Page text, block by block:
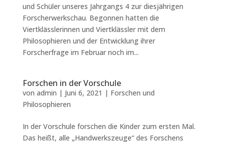
und Schüler unseres Jahrgangs 4 zur diesjährigen
Forscherwerkschau. Begonnen hatten die
Viertklässlerinnen und Viertklässler mit dem
Philosophieren und der Entwicklung ihrer
Forscherfrage im Februar noch im...
Forschen in der Vorschule
von admin | Juni 6, 2021 | Forschen und
Philosophieren
In der Vorschule forschen die Kinder zum ersten Mal.
Das heißt, alle „Handwerkszeuge“ des Forschens